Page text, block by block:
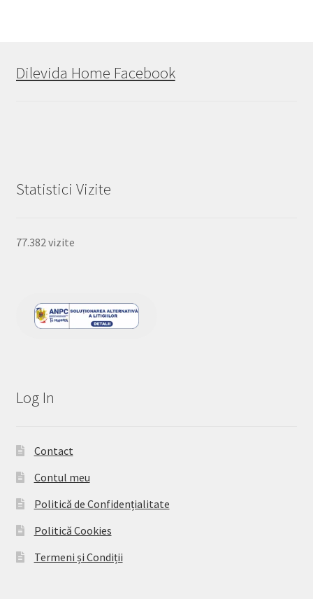
Dilevida Home Facebook
Statistici Vizite
77.382 vizite
Log In
Contact
Contul meu
Politică de Confidențialitate
Politică Cookies
Termeni și Condiții